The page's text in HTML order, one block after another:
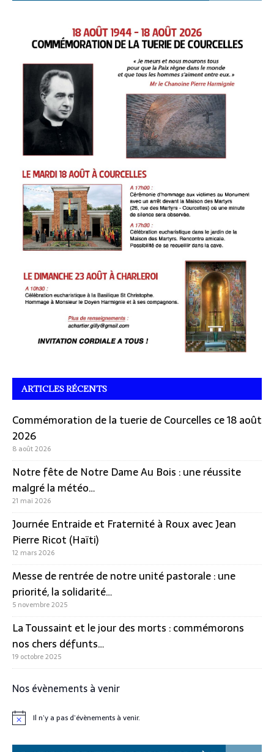
ARTICLES RÉCENTS
Commémoration de la tuerie de Courcelles ce 18 août
2026
8 août 2026
Notre fête de Notre Dame Au Bois : une réussite
malgré la météo…
21 mai 2026
Journée Entraide et Fraternité à Roux avec Jean
Pierre Ricot (Haïti)
12 mars 2026
Messe de rentrée de notre unité pastorale : une
priorité, la solidarité…
5 novembre 2025
La Toussaint et le jour des morts : commémorons
nos chers défunts…
19 octobre 2025
Nos évènements à venir
N
Il n’y a pas d’évènements à venir.